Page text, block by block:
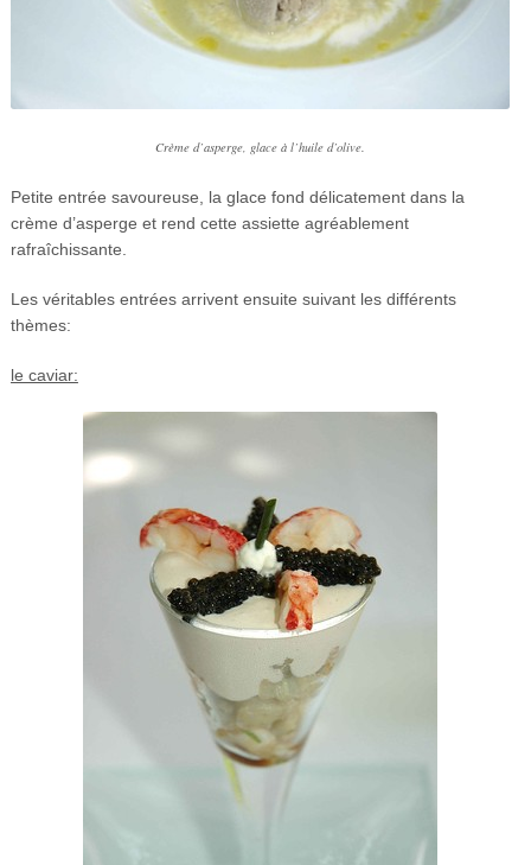
Crème d’asperge, glace à l’huile d’olive.
Petite entrée savoureuse, la glace fond délicatement dans la
crème d’asperge et rend cette assiette agréablement
rafraîchissante.
Les véritables entrées arrivent ensuite suivant les différents
thèmes:
le caviar: